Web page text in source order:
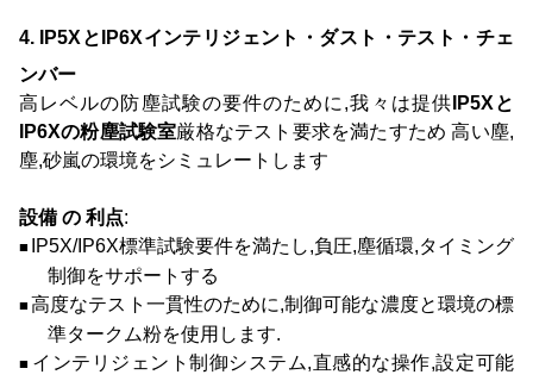
4. IP5XとIP6Xインテリジェント・ダスト・テスト・チェ
ンバー
高レベルの防塵試験の要件のために,我々は提供 IP5Xと
IP6Xの粉塵試験室厳格なテスト要求を満たすため 高い塵,
塵,砂嵐の環境をシミュレートします
設備 の 利点:
■ IP5X/IP6X標準試験要件を満たし,負圧,塵循環,タイミング
制御をサポートする
■ 高度なテスト一貫性のために,制御可能な濃度と環境の標
準タークム粉を使用します.
■ インテリジェント制御システム,直感的な操作,設定可能